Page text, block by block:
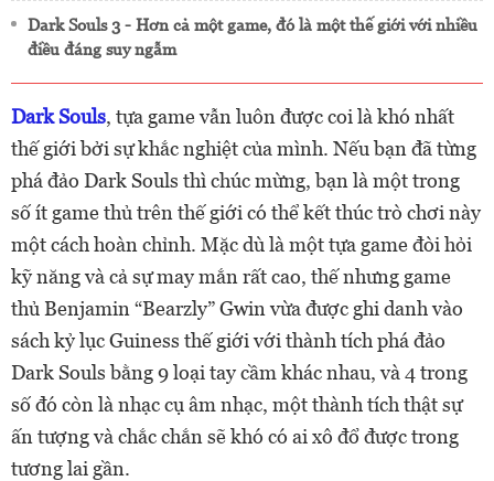
Dark Souls 3 - Hơn cả một game, đó là một thế giới với nhiều
điều đáng suy ngẫm
Dark Souls, tựa game vẫn luôn được coi là khó nhất
thế giới bởi sự khắc nghiệt của mình. Nếu bạn đã từng
phá đảo Dark Souls thì chúc mừng, bạn là một trong
số ít game thủ trên thế giới có thể kết thúc trò chơi này
một cách hoàn chỉnh. Mặc dù là một tựa game đòi hỏi
kỹ năng và cả sự may mắn rất cao, thế nhưng game
thủ Benjamin “Bearzly” Gwin vừa được ghi danh vào
sách kỷ lục Guiness thế giới với thành tích phá đảo
Dark Souls bằng 9 loại tay cầm khác nhau, và 4 trong
số đó còn là nhạc cụ âm nhạc, một thành tích thật sự
ấn tượng và chắc chắn sẽ khó có ai xô đổ được trong
tương lai gần.